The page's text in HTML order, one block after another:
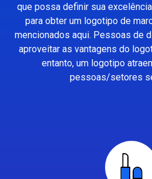
que possa definir sua
para obter um logotipo de
mencionados aqui. Pessoas de
aproveitar as vantagens do
entanto, um logotipo
pessoas/setores